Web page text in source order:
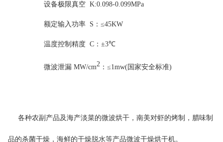
设备极限真空 K:0.098-0.099MPa
额定输入功率 S ：≤45KW
温度控制精度 C ：±3℃
微波泄漏 MW/cm2 ：≤1mw( 国家安全标准)
各种农副产品及海产淡菜的微波烘干，南美对虾的烤制，腊味制
品的杀菌干燥，海鲜的干燥脱水等产品微波干燥烘干机。